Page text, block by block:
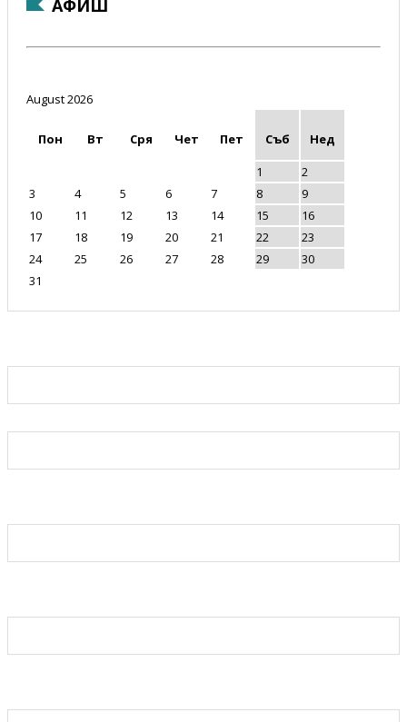
АФИШ
August 2026
Пон Вт Сря Чет Пет Съб
Нед
1
2
3
4 5 6 7 8
9
10
11 12 13 14 15
16
17
18 19 20 21 22
23
24
25 26 27 28 29
30
31